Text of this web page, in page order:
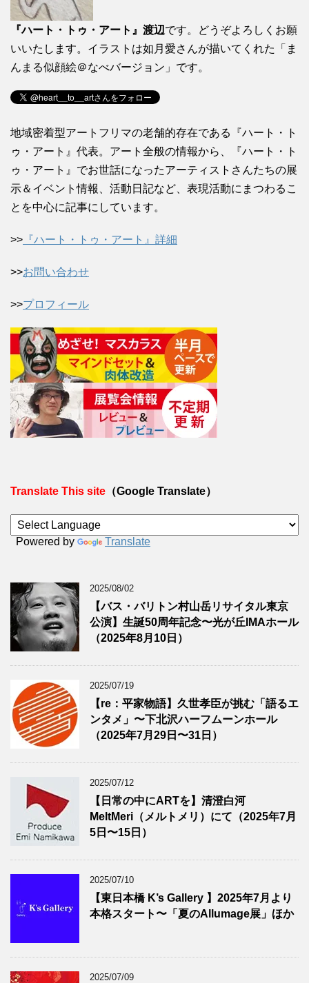
『ハート・トゥ・アート』渡辺です。どうぞよろしくお願
いいたします。イラストは如月愛さんが描いてくれた「ま
んまる似顔絵＠なべバージョン」です。
地域密着型アートフリマの老舗的存在である『ハート・ト
ゥ・アート』代表。アート全般の情報から、『ハート・ト
ゥ・アート』でお世話になったアーティストさんたちの展
示＆イベント情報、活動日記など、表現活動にまつわるこ
とを中心に記事にしています。
>> 『ハート・トゥ・アート』詳細
>>お問い合わせ
>>プロフィール
Translate This site （Google Translate）
Powered by Translate
2025/08/02
【バス・バリトン村山岳リサイタル東京
公演】生誕50周年記念〜光が丘IMAホール
（2025年8月10日）
2025/07/19
【re：平家物語】久世孝臣が挑む「語るエ
ンタメ」〜下北沢ハーフムーンホール
（2025年7月29日〜31日）
2025/07/12
【日常の中にARTを】清澄白河
MeltMeri（メルトメリ）にて（2025年7月
5日〜15日）
2025/07/10
【東日本橋 K’s Gallery 】2025年7月より
本格スタート〜「夏のAllumage展」ほか
2025/07/09